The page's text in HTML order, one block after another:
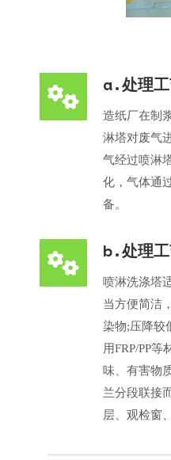
a.处理工
造纸厂在制
淋塔对废气
气经过喷淋
化，气体通
备。
b.处理工
喷淋洗涤塔
当方便简洁
染物;压降较
用FRP/PP
味、有害物
兰分段联接
层、观检窗